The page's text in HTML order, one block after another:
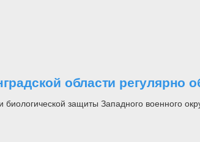
области регулярно
защиты Западного военного